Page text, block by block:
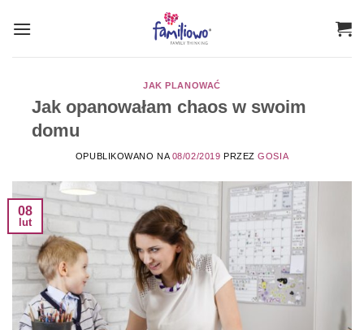
JAK PLANOWAĆ
Jak opanowałam chaos w swoim
domu
OPUBLIKOWANO NA 08/02/2019 PRZEZGOSIA
08
lut